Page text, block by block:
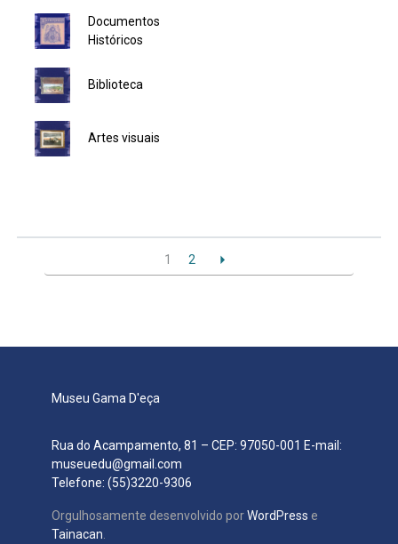
Documentos
Históricos
Biblioteca
Artes visuais
1 2
Museu Gama D'eça
Rua do Acampamento, 81 – CEP: 97050-001 E-mail:
museuedu@gmail.com
Telefone: (55)3220-9306
Orgulhosamente desenvolvido porWordPress e
Tainacan